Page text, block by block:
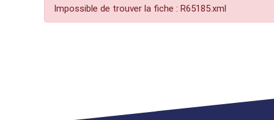
Impossible de trouver la fiche : R65185.xml